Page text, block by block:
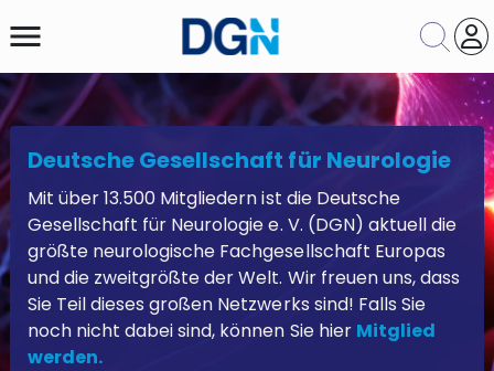
Themengebiet
Suche Zurücksetzen
menu
Deutsche Gesellschaft für Neurologie
Mit über 13.500 Mitgliedern ist die Deutsche
Gesellschaft für Neurologie e. V. (DGN) aktuell die
größte neurologische Fachgesellschaft Europas
und die zweitgrößte der Welt. Wir freuen uns, dass
Sie Teil dieses großen Netzwerks sind! Falls Sie
noch nicht dabei sind, können Sie hier Mitglied
werden.